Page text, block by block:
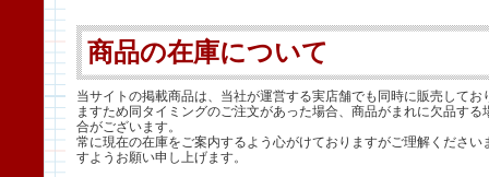
商品の在庫について
当サイトの掲載商品は、当社が運営する実店舗でも同時に販売してお
ますため同タイミングのご注文があった場合、商品がまれに欠品する
合がございます。
常に現在の在庫をご案内するよう心がけておりますがご理解ください
すようお願い申し上げます。